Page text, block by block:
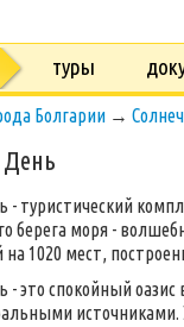
туры
Болгарии →
- туристический
берега моря -
1020 мест,
- это спокойный
источниками.